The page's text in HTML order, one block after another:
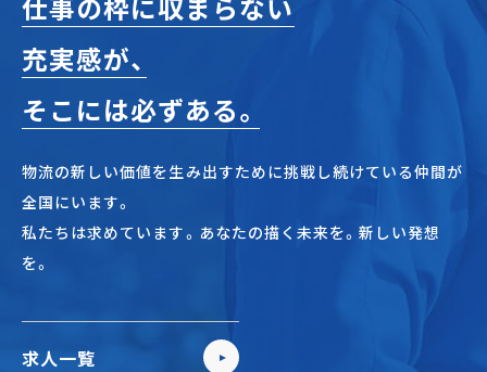
充実感が、
そこには必ずある。
物流の新しい価値を生み出すために挑戦し続けている仲間が
全国にいます。
私たちは求めています。あなたの描く未来を。新しい発想
を。
求人一覧